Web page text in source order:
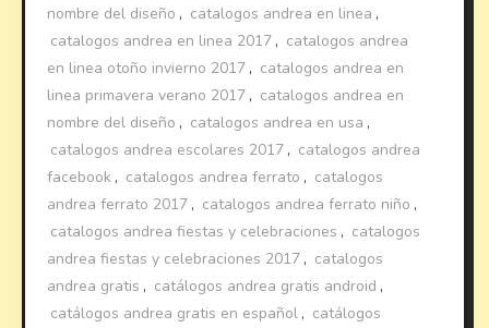
nombre del diseño , catalogos andrea en linea ,
catalogos andrea en linea 2017 , catalogos andrea
en linea otoño invierno 2017 , catalogos andrea en
linea primavera verano 2017 , catalogos andrea en
nombre del diseño , catalogos andrea en usa ,
catalogos andrea escolares 2017 , catalogos andrea
facebook , catalogos andrea ferrato , catalogos
andrea ferrato 2017 , catalogos andrea ferrato niño ,
catalogos andrea fiestas y celebraciones , catalogos
andrea fiestas y celebraciones 2017 , catalogos
andrea gratis , catálogos andrea gratis android ,
catálogos andrea gratis en español , catálogos